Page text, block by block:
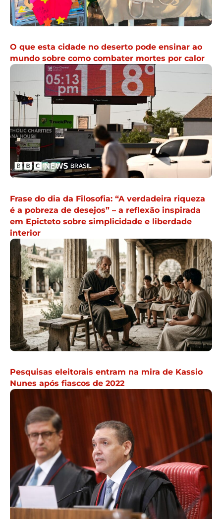
O que esta cidade no deserto pode ensinar ao
mundo sobre como combater mortes por calor
Frase do dia da Filosofia: “A verdadeira riqueza
é a pobreza de desejos” – a reflexão inspirada
em Epicteto sobre simplicidade e liberdade
interior
Pesquisas eleitorais entram na mira de Kassio
Nunes após fiascos de 2022